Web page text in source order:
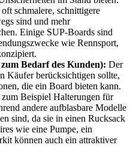
schmalere, schnittigere
sind und mehr
Einige SUP-Boards sind
wie Rennsport,
Bedarf des Kunden): Der
Käufer berücksichtigen sollte,
die ein Board bieten kann.
Beispiel Halterungen für
andere aufblasbare Modelle
sind, da sie in einen Rucksack
wie eine Pumpe, ein
können auch ein attraktiver